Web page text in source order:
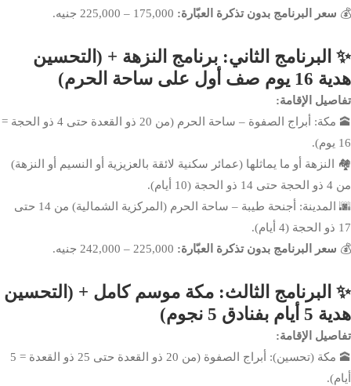
💰 سعر البرنامج بدون تذكرة العبّارة:
✨ البرنامج الثاني: برنامج النزهة + (التحسين
هدية 16 يوم صف أول على ساحة الحرم)
تفاصيل الإقامة:
🕋 مكة: أبراج الصفوة – ساحة الحرم (من 20 ذو القعدة حتى 4 ذو الحجة =
16 يوم).
🏘️ النزهة أو ما يماثلها (عمائر سكنية لائقة بالعزيزية أو النسيم أو النزهة)
من 4 ذو الحجة حتى 14 ذو الحجة (10 أيام).
🌆 المدينة: أجنحة طيبة – ساحة الحرم (المركزية الشمالية) من 14 حتى
17 ذو الحجة (4 أيام).
💰 سعر البرنامج بدون تذكرة العبّارة:
✨ البرنامج الثالث: مكة موسم كامل + (التحسين
هدية 5 أيام بفنادق 5 نجوم)
تفاصيل الإقامة:
🕋 مكة (تحسين): أبراج الصفوة (من 20 ذو القعدة حتى 25 ذو القعدة = 5
أيام).